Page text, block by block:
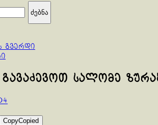
გვერდი
გავაძევოთ სალომე
CopyCopied